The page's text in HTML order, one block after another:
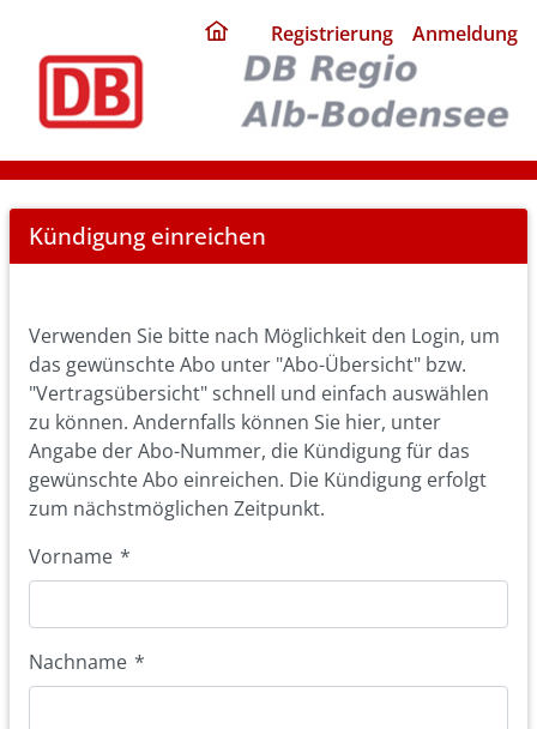
home
page
Registrierung Anmeldung
Cancel
Abo
Kündigung einreichen
Verwenden Sie bitte nach Möglichkeit den Login, um
das gewünschte Abo unter "Abo-Übersicht" bzw.
"Vertragsübersicht" schnell und einfach auswählen
zu können. Andernfalls können Sie hier, unter
Angabe der Abo-Nummer, die Kündigung für das
gewünschte Abo einreichen. Die Kündigung erfolgt
zum nächstmöglichen Zeitpunkt.
Vorname *
Nachname *